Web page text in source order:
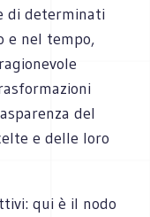
di determinati
e nel tempo,
del
e delle loro
qui è il nodo